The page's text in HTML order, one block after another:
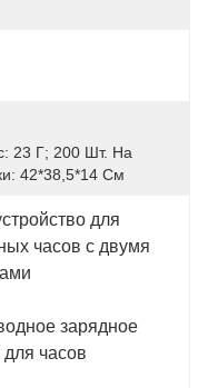
23 Г; 200 Шт. На
42*38,5*14 См
для
часов с двумя
зарядное
для часов